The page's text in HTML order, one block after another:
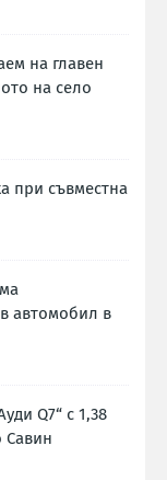
на главен
на село
при съвместна
автомобил в
Q7“ с 1,38
Савин